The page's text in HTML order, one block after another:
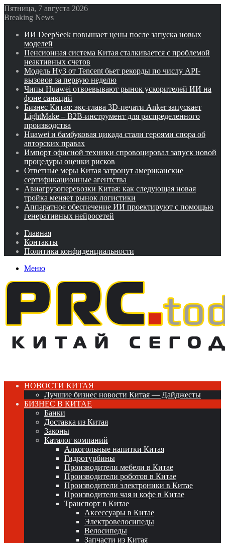
Пятница, 7 августа 2026
Breaking News
ИИ DeepSeek повышает цены после запуска новых
моделей
Пенсионная система Китая сталкивается с проблемой
неактивных счетов
Модель Hy3 от Tencent бьет рекорды по числу API-
вызовов за первую неделю
Чипы Huawei отвоевывают рынок ускорителей ИИ на
фоне санкций
Бизнес Китая: экс-глава 3D-печати Anker запускает
LightMake – B2B-инструмент для распределенного
производства
Huawei и бамбуковая цикада стали героями спора об
авторских правах
Импорт офисной техники спровоцировал запуск новой
процедуры оценки рисков
Ответные меры Китая затронут американские
сертификационные агентства
Авиагрузоперевозки Китая: как следующая новая
тройка меняет рынок логистики
Аппаратное обеспечение ИИ проектируют с помощью
генеративных нейросетей
Главная
Контакты
Политика конфиденциальности
Меню
НОВОСТИ КИТАЯ
Лучшие бизнес новости Китая — Дайджесты
БИЗНЕС В КИТАЕ
Банки
Доставка из Китая
Законы
Каталог компаний
Алкогольные напитки Китая
Гидротурбины
Производители мебели в Китае
Производители роботов в Китае
Производители электроники в Китае
Производители чая и кофе в Китае
Транспорт в Китае
Аксессуары в Китае
Электровелосипеды
Велосипеды
Запчасти из Китая